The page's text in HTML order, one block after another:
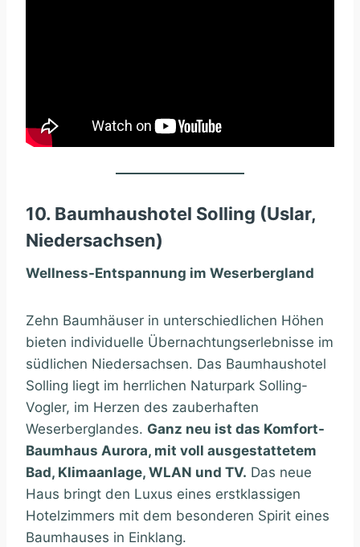
10. Baumhaushotel Solling (Uslar,
Niedersachsen)
Wellness-Entspannung im Weserbergland
Zehn Baumhäuser in unterschiedlichen Höhen
bieten individuelle Übernachtungserlebnisse im
südlichen Niedersachsen. Das Baumhaushotel
Solling liegt im herrlichen Naturpark Solling-
Vogler, im Herzen des zauberhaften
Weserberglandes. Ganz neu ist das Komfort-
Baumhaus Aurora, mit voll ausgestattetem
Bad, Klimaanlage, WLAN und TV. Das neue
Haus bringt den Luxus eines erstklassigen
Hotelzimmers mit dem besonderen Spirit eines
Baumhauses in Einklang.